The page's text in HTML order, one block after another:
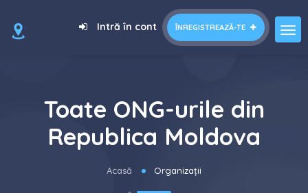
ÎNREGISTREAZĂ-TE
Intră în cont
Toate ONG-urile din
Republica Moldova
Acasă Organizații